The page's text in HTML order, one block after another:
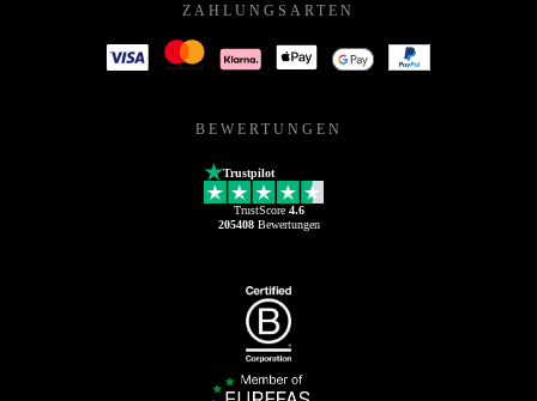
ZAHLUNGSARTEN
BEWERTUNGEN
Trustpilot
TrustScore 4.6
205408Bewertungen